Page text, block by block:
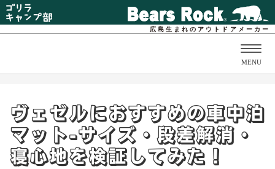
広島生まれのアウトドアメーカー
MENU
ヴェゼルにおすすめの車中泊
マット-サイズ・段差解消・
寝心地を検証してみた！